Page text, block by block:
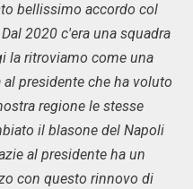
bellissimo accordo col
2020 c'era una squadra
la ritroviamo come una
presidente che ha voluto
regione le stesse
il blasone del Napoli
al presidente ha un
con questo rinnovo di